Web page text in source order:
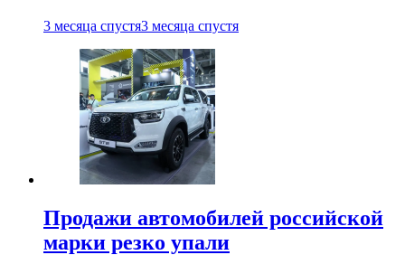
3 месяца спустя3 месяца спустя
Продажи автомобилей российской
марки резко упали